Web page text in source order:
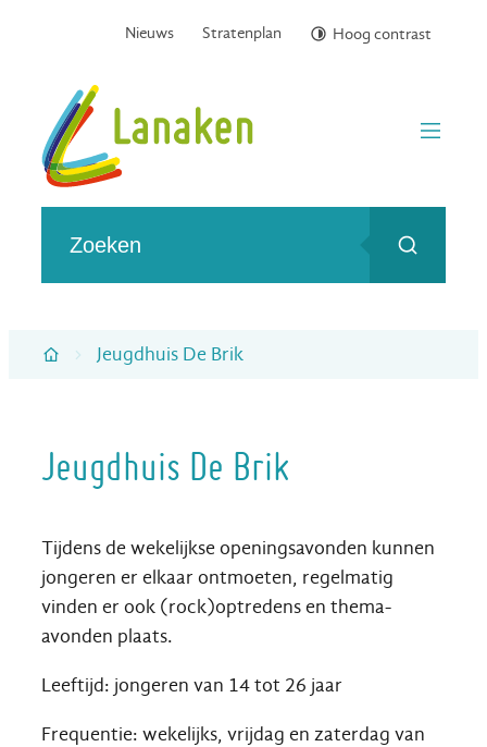
Naar inhoudNieuws Stratenplan Hoog contrast
Gemeente Lanaken
Zoeken
menu
Startpagina
Jeugdhuis De Brik
Jeugdhuis De Brik
Tijdens de wekelijkse openingsavonden kunnen
jongeren er elkaar ontmoeten, regelmatig
vinden er ook (rock)optredens en thema-
avonden plaats.
Leeftijd: jongeren van 14 tot 26 jaar
Frequentie: wekelijks, vrijdag en zaterdag van